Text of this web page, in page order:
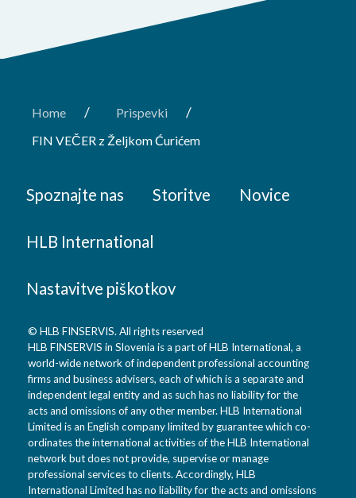
Home / Prispevki /
FIN VEČER z Željkom Ćurićem
Spoznajte nas Storitve Novice
HLB International
Nastavitve piškotkov
© HLB FINSERVIS. All rights reserved
HLB FINSERVIS in Slovenia is a part of HLB International, a
world-wide network of independent professional accounting
firms and business advisers, each of which is a separate and
independent legal entity and as such has no liability for the
acts and omissions of any other member. HLB International
Limited is an English company limited by guarantee which co-
ordinates the international activities of the HLB International
network but does not provide, supervise or manage
professional services to clients. Accordingly, HLB
International Limited has no liability for the acts and omissions